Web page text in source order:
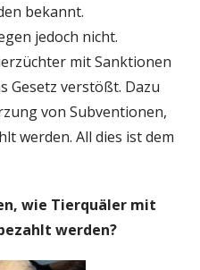
bekannt.
jedoch nicht.
mit Sanktionen
Gesetz verstößt. Dazu
von Subventionen,
werden. All dies ist dem
wie Tierquäler mit
werden?